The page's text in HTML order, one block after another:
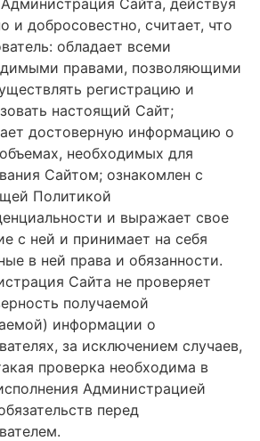
и добросовестно, считает, что
обладает всеми
правами, позволяющими
регистрацию и
настоящий Сайт;
достоверную информацию о
необходимых для
Сайтом; ознакомлен с
Политикой
и выражает свое
с ней и принимает на себя
в ней права и обязанности.
Сайта не проверяет
получаемой
информации о
за исключением случаев,
проверка необходима в
Администрацией
перед